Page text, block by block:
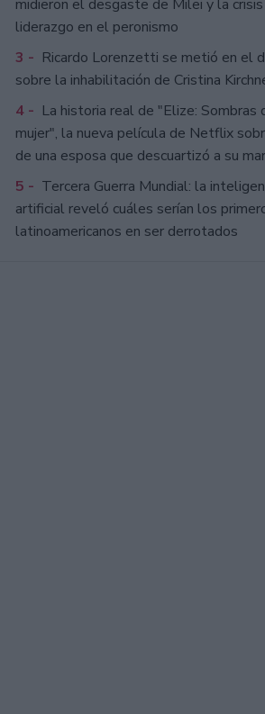
midieron el desgaste de Milei y la
liderazgo en el peronismo
3 - Ricardo Lorenzetti se metió en el
sobre la inhabilitación de Cristina
4 - La historia real de "Elize: Sombras
mujer", la nueva película de Netflix
de una esposa que descuartizó a su
5 - Tercera Guerra Mundial: la
artificial reveló cuáles serían los
latinoamericanos en ser derrotados